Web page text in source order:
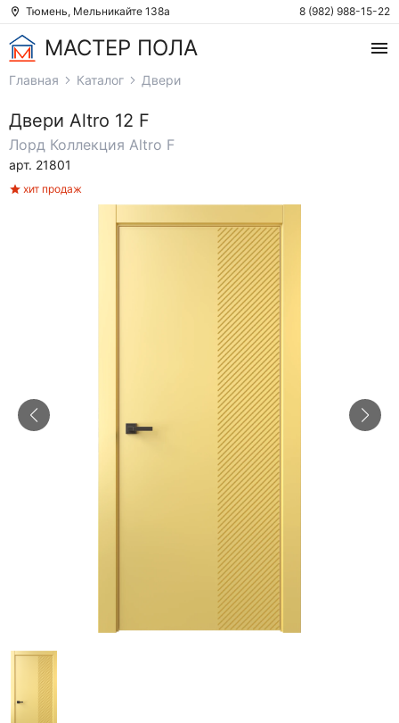
Тюмень, Мельникайте 138а 8 (982) 988-15-22
МАСТЕР ПОЛА
Главная Каталог Двери
Двери Altro 12 F
Лорд Коллекция Altro F
арт. 21801
хит продаж